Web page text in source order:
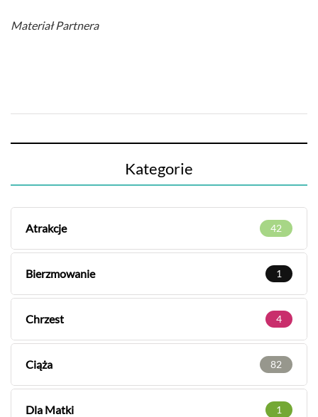
Materiał Partnera
Kategorie
Atrakcje 42
Bierzmowanie 1
Chrzest 4
Ciąża 82
Dla Matki 1